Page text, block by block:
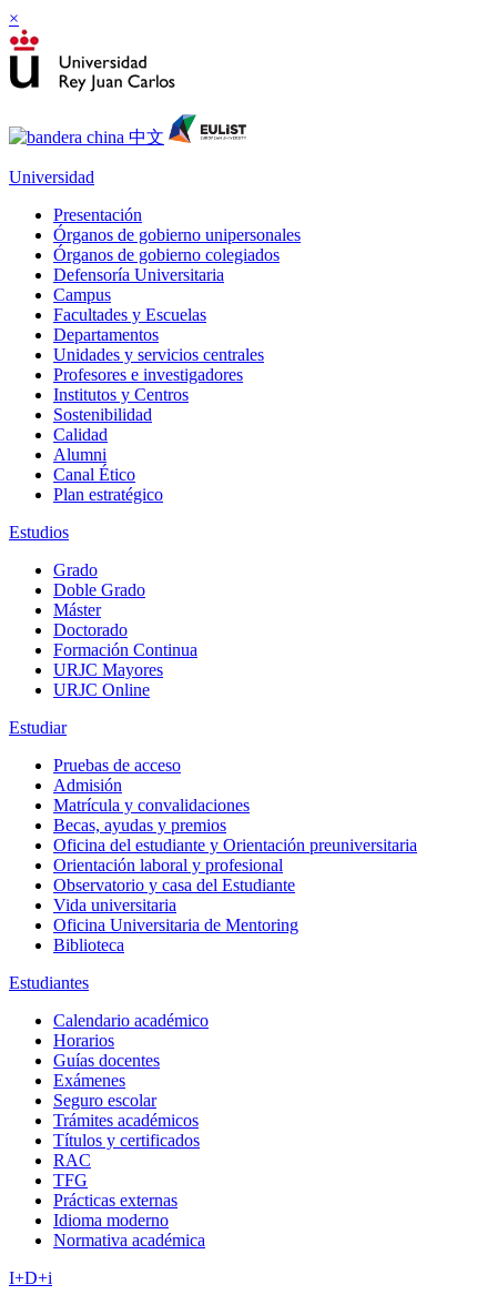
×
Universidad
Presentación
Órganos de gobierno unipersonales
Órganos de gobierno colegiados
Defensoría Universitaria
Campus
Facultades y Escuelas
Departamentos
Unidades y servicios centrales
Profesores e investigadores
Institutos y Centros
Sostenibilidad
Calidad
Alumni
Canal Ético
Plan estratégico
Estudios
Grado
Doble Grado
Máster
Doctorado
Formación Continua
URJC Mayores
URJC Online
Estudiar
Pruebas de acceso
Admisión
Matrícula y convalidaciones
Becas, ayudas y premios
Oficina del estudiante y Orientación preuniversitaria
Orientación laboral y profesional
Observatorio y casa del Estudiante
Vida universitaria
Oficina Universitaria de Mentoring
Biblioteca
Estudiantes
Calendario académico
Horarios
Guías docentes
Exámenes
Seguro escolar
Trámites académicos
Títulos y certificados
RAC
TFG
Prácticas externas
Idioma moderno
Normativa académica
I+D+i